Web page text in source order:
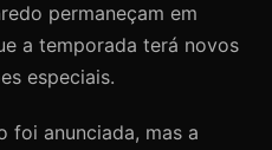
permaneçam em
a temporada terá novos
especiais.
foi anunciada, mas a